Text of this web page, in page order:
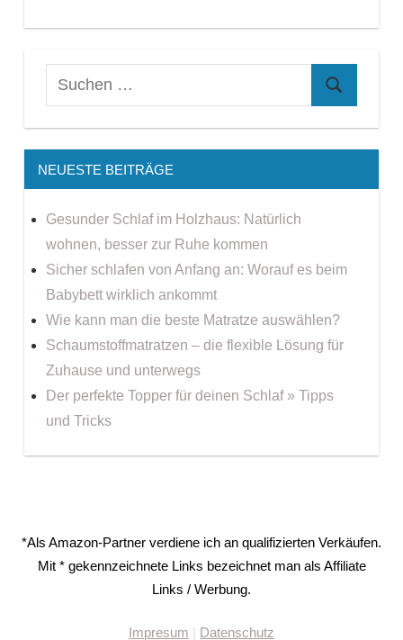
NEUESTE BEITRÄGE
Gesunder Schlaf im Holzhaus: Natürlich
wohnen, besser zur Ruhe kommen
Sicher schlafen von Anfang an: Worauf es beim
Babybett wirklich ankommt
Wie kann man die beste Matratze auswählen?
Schaumstoffmatratzen – die flexible Lösung für
Zuhause und unterwegs
Der perfekte Topper für deinen Schlaf » Tipps
und Tricks
*Als Amazon-Partner verdiene ich an qualifizierten Verkäufen.
Mit * gekennzeichnete Links bezeichnet man als Affiliate
Links / Werbung.
Impresum Datenschutz